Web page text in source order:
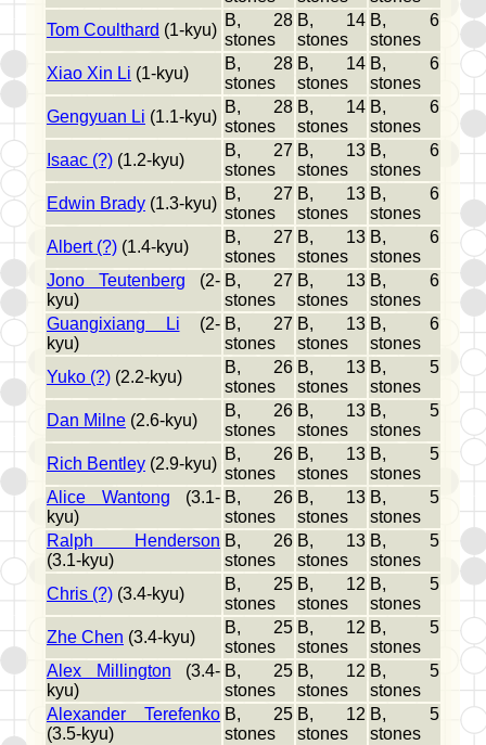
Tom Coulthard (1-kyu)
B, 28
stones
B, 14
stones
B, 6
stones
Xiao Xin Li (1-kyu)
B, 28
stones
B, 14
stones
B, 6
stones
Gengyuan Li (1.1-kyu)
B, 28
stones
B, 14
stones
B, 6
stones
Isaac (?) (1.2-kyu)
B, 27
stones
B, 13
stones
B, 6
stones
Edwin Brady (1.3-kyu)
B, 27
stones
B, 13
stones
B, 6
stones
Albert (?) (1.4-kyu)
B, 27
stones
B, 13
stones
B, 6
stones
Jono Teutenberg (2-
kyu)
B, 27
stones
B, 13
stones
B, 6
stones
Guangixiang Li (2-
kyu)
B, 27
stones
B, 13
stones
B, 6
stones
Yuko (?) (2.2-kyu)
B, 26
stones
B, 13
stones
B, 5
stones
Dan Milne (2.6-kyu)
B, 26
stones
B, 13
stones
B, 5
stones
Rich Bentley (2.9-kyu)
B, 26
stones
B, 13
stones
B, 5
stones
Alice Wantong (3.1-
kyu)
B, 26
stones
B, 13
stones
B, 5
stones
Ralph Henderson
(3.1-kyu)
B, 26
stones
B, 13
stones
B, 5
stones
Chris (?) (3.4-kyu)
B, 25
stones
B, 12
stones
B, 5
stones
Zhe Chen (3.4-kyu)
B, 25
stones
B, 12
stones
B, 5
stones
Alex Millington (3.4-
kyu)
B, 25
stones
B, 12
stones
B, 5
stones
Alexander Terefenko
(3.5-kyu)
B, 25
stones
B, 12
stones
B, 5
stones